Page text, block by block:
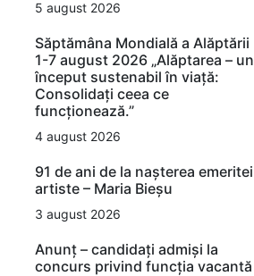
5 august 2026
Săptămâna Mondială a Alăptării
1-7 august 2026 „Alăptarea – un
început sustenabil în viață:
Consolidați ceea ce
funcționează.”
4 august 2026
91 de ani de la nașterea emeritei
artiste – Maria Bieșu
3 august 2026
Anunț – candidați admiși la
concurs privind funcția vacantă